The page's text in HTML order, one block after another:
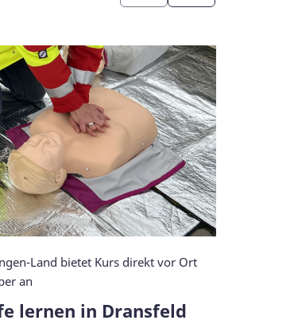
Land bietet Kurs direkt vor Ort
an
lernen in Dransfeld